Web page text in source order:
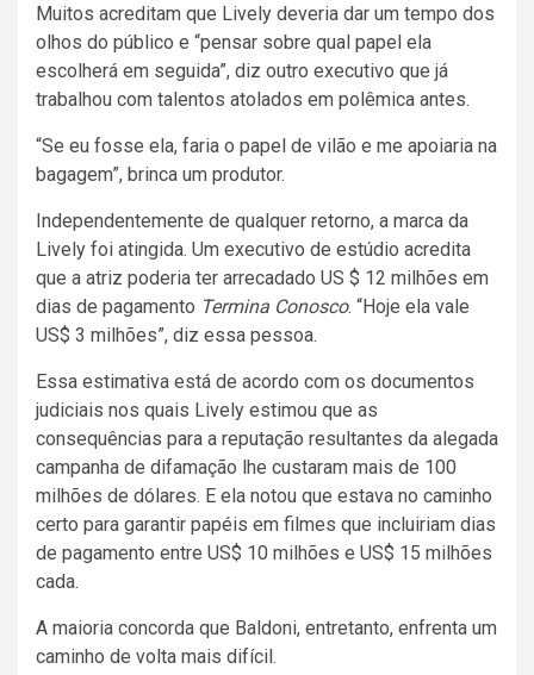
Muitos acreditam que Lively deveria dar um tempo dos
olhos do público e “pensar sobre qual papel ela
escolherá em seguida”, diz outro executivo que já
trabalhou com talentos atolados em polêmica antes.
“Se eu fosse ela, faria o papel de vilão e me apoiaria na
bagagem”, brinca um produtor.
Independentemente de qualquer retorno, a marca da
Lively foi atingida. Um executivo de estúdio acredita
que a atriz poderia ter arrecadado US $ 12 milhões em
dias de pagamento Termina Conosco. “Hoje ela vale
US$ 3 milhões”, diz essa pessoa.
Essa estimativa está de acordo com os documentos
judiciais nos quais Lively estimou que as
consequências para a reputação resultantes da alegada
campanha de difamação lhe custaram mais de 100
milhões de dólares. E ela notou que estava no caminho
certo para garantir papéis em filmes que incluiriam dias
de pagamento entre US$ 10 milhões e US$ 15 milhões
cada.
A maioria concorda que Baldoni, entretanto, enfrenta um
caminho de volta mais difícil.